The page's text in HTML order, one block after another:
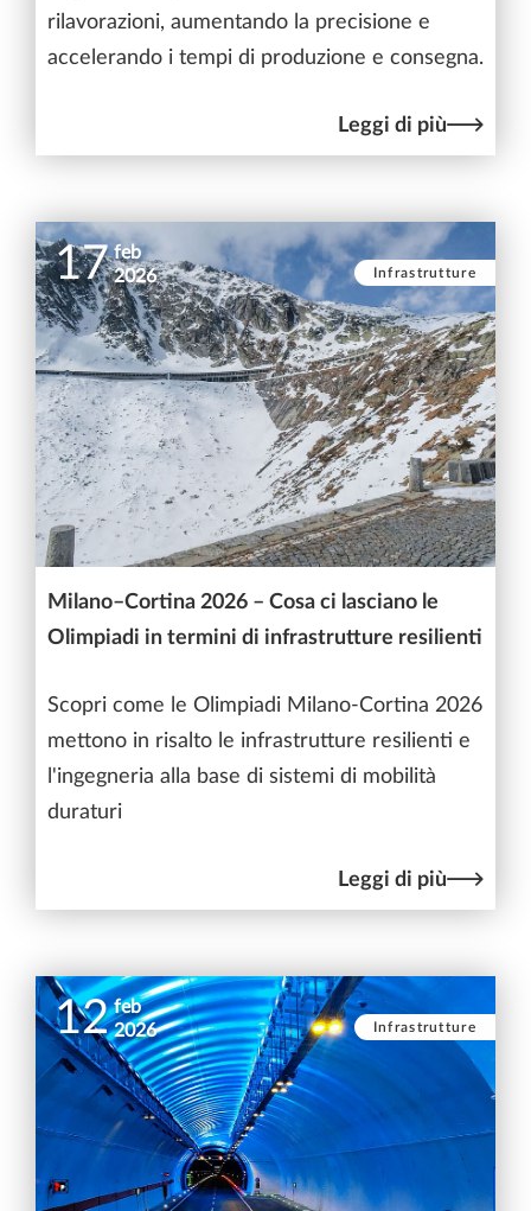
rilavorazioni, aumentando la precisione e
accelerando i tempi di produzione e consegna.
Leggi di più
17 feb
2026
Infrastrutture
Milano–Cortina 2026 – Cosa ci lasciano le
Olimpiadi in termini di infrastrutture resilienti
Scopri come le Olimpiadi Milano-Cortina 2026
mettono in risalto le infrastrutture resilienti e
l'ingegneria alla base di sistemi di mobilità
duraturi
Leggi di più
12 feb
2026
Infrastrutture